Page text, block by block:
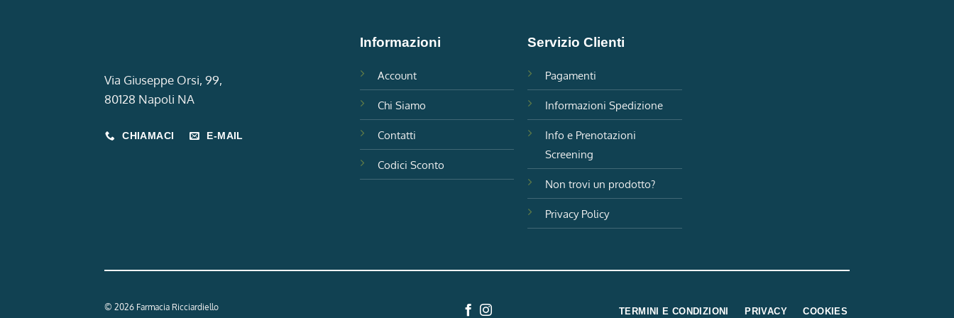
Via Giuseppe Orsi, 99,
80128 Napoli NA
CHIAMACI E-MAIL
Informazioni
Account
Chi Siamo
Contatti
Codici Sconto
Servizio Clienti
Pagamenti
Informazioni Spedizione
Info e Prenotazioni
Screening
Non trovi un prodotto?
Privacy Policy
© 2026 Farmacia Ricciardiello TERMINI E CONDIZIONI PRIVACY COOKIES